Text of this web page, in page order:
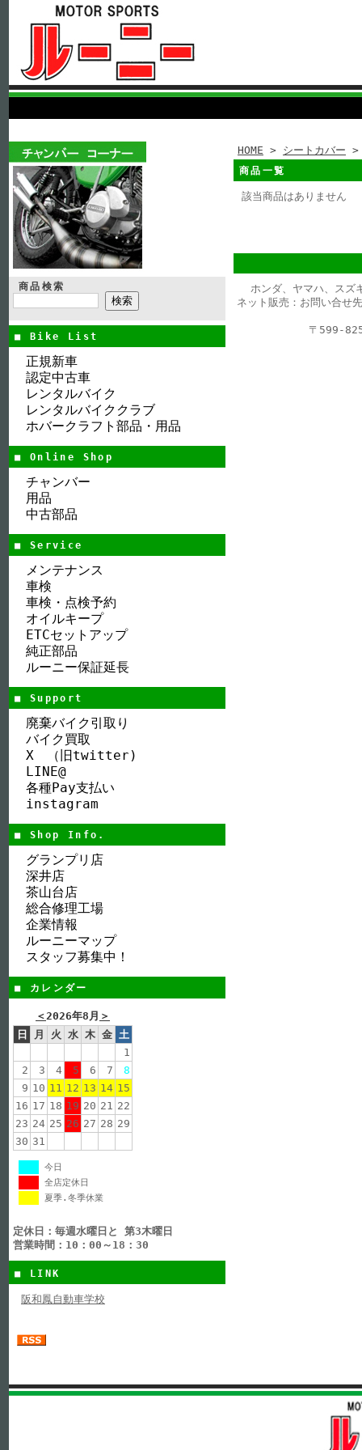
商品検索
■ Bike List
正規新車
認定中古車
レンタルバイク
レンタルバイククラブ
ホバークラフト部品・用品
■ Online Shop
チャンバー
用品
中古部品
■ Service
メンテナンス
車検
車検・点検予約
オイルキープ
ETCセットアップ
純正部品
ルーニー保証延長
■ Support
廃棄バイク引取り
バイク買取
X （旧twitter)
LINE@
各種Pay支払い
instagram
■ Shop Info.
グランプリ店
深井店
茶山台店
総合修理工場
企業情報
ルーニーマップ
スタッフ募集中！
■ カレンダー
＜2026年8月 ＞
日
月 火 水 木 金 土
1
2
3 4 5 6 7
8
9 10 11 12 13 14 15
16 17 18 19 20 21 22
23 24 25 26 27 28 29
30 31
今日
全店定休日
夏季.冬季休業
定休日：毎週水曜日と 第3木曜日
営業時間：10：00～18：30
■ LINK
阪和鳳自動車学校
HOME > シートカバー >
商品一覧
該当商品はありません
ホンダ、ヤマハ、スズ
ネット販売：お問い合せ
〒599-